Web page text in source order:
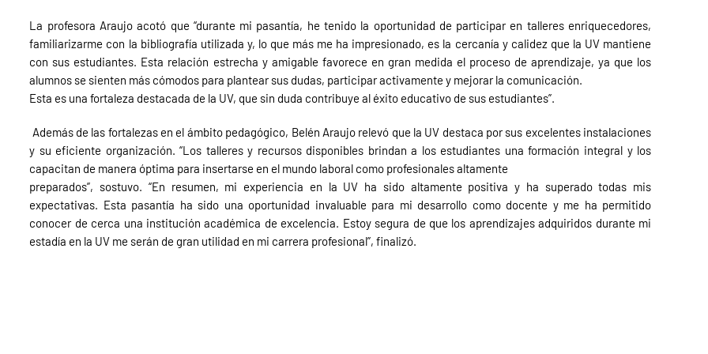
La profesora Araujo acotó que “durante mi pasantía, he tenido la oportunidad de participar en talleres enriquecedores,
familiarizarme con la bibliografía utilizada y, lo que más me ha impresionado, es la cercanía y calidez que la UV mantiene
con sus estudiantes. Esta relación estrecha y amigable favorece en gran medida el proceso de aprendizaje, ya que los
alumnos se sienten más cómodos para plantear sus dudas, participar activamente y mejorar la comunicación.
Esta es una fortaleza destacada de la UV, que sin duda contribuye al éxito educativo de sus estudiantes”.
Además de las fortalezas en el ámbito pedagógico, Belén Araujo relevó que la UV destaca por sus excelentes instalaciones
y su eficiente organización. “Los talleres y recursos disponibles brindan a los estudiantes una formación integral y los
capacitan de manera óptima para insertarse en el mundo laboral como profesionales altamente
preparados”, sostuvo. “En resumen, mi experiencia en la UV ha sido altamente positiva y ha superado todas mis
expectativas. Esta pasantía ha sido una oportunidad invaluable para mi desarrollo como docente y me ha permitido
conocer de cerca una institución académica de excelencia. Estoy segura de que los aprendizajes adquiridos durante mi
estadía en la UV me serán de gran utilidad en mi carrera profesional”, finalizó.